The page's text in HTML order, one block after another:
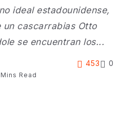
ideal estadounidense,
cascarrabias Otto
se encuentran los...
Read
453 0